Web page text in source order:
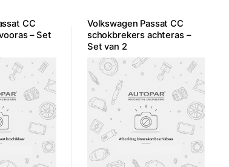
CC
– Set
Volkswagen Passat CC
schokbrekers achteras –
Set van 2